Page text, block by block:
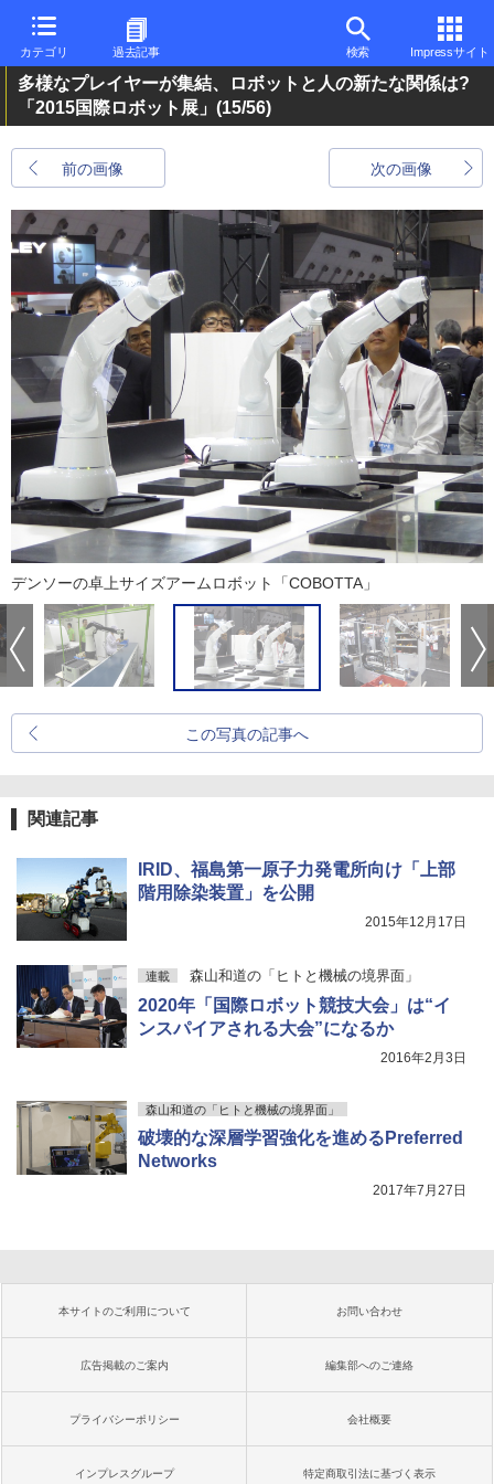
カテゴリ 過去記事 検索 Impressサイト
多様なプレイヤーが集結、ロボットと人の新たな関係は?
「2015国際ロボット展」 (15/56)
前の画像 次の画像
デンソーの卓上サイズアームロボット「COBOTTA」
この写真の記事へ
関連記事
IRID、福島第一原子力発電所向け「上部
階用除染装置」を公開
2015年12月17日
連載 森山和道の「ヒトと機械の境界面」
2020年「国際ロボット競技大会」は“イ
ンスパイアされる大会”になるか
2016年2月3日
森山和道の「ヒトと機械の境界面」
破壊的な深層学習強化を進めるPreferred
Networks
2017年7月27日
本サイトのご利用について お問い合わせ
広告掲載のご案内 編集部へのご連絡
プライバシーポリシー 会社概要
インプレスグループ 特定商取引法に基づく表示